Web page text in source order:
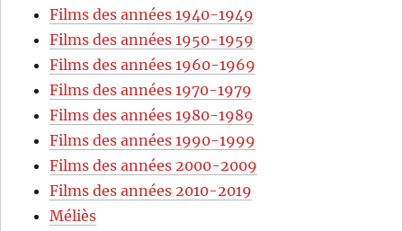
Films des années 1940-1949
Films des années 1950-1959
Films des années 1960-1969
Films des années 1970-1979
Films des années 1980-1989
Films des années 1990-1999
Films des années 2000-2009
Films des années 2010-2019
Méliès